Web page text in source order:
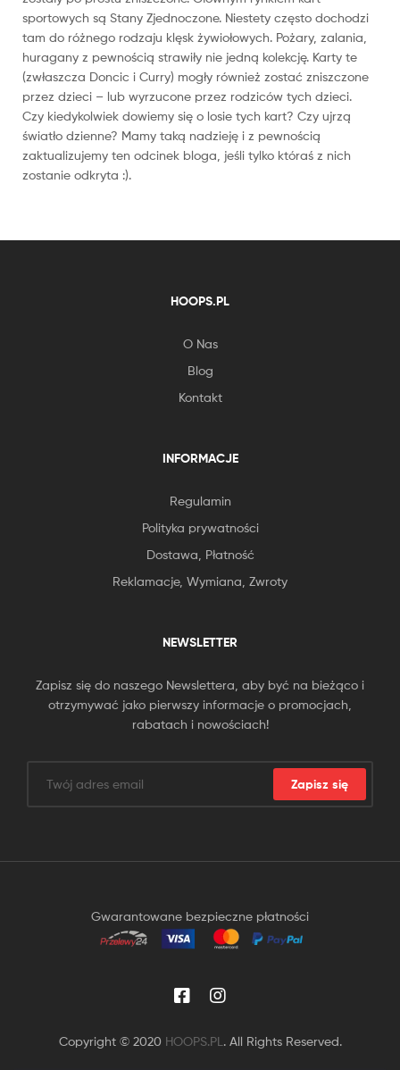
sportowych są Stany Zjednoczone. Niestety często dochodzi
tam do różnego rodzaju klęsk żywiołowych. Pożary, zalania,
huragany z pewnością strawiły nie jedną kolekcję. Karty te
(zwłaszcza Doncic i Curry) mogły również zostać zniszczone
przez dzieci – lub wyrzucone przez rodziców tych dzieci.
Czy kiedykolwiek dowiemy się o losie tych kart? Czy ujrzą
światło dzienne? Mamy taką nadzieję i z pewnością
zaktualizujemy ten odcinek bloga, jeśli tylko któraś z nich
zostanie odkryta :).
HOOPS.PL
O Nas
Blog
Kontakt
INFORMACJE
Regulamin
Polityka prywatności
Dostawa, Płatność
Reklamacje, Wymiana, Zwroty
NEWSLETTER
Zapisz się do naszego Newslettera, aby być na bieżąco i
otrzymywać jako pierwszy informacje o promocjach,
rabatach i nowościach!
Zapisz się
Gwarantowane bezpieczne płatności
Copyright © 2020 HOOPS.PL . All Rights Reserved.